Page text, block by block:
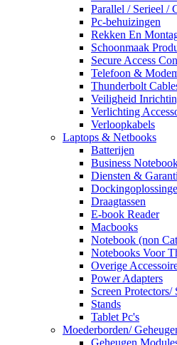
Parallel / Serieel /
Pc-behuizingen
Rekken En
Schoonmaak
Secure Access
Telefoon &
Thunderbolt
Veiligheid
Verlichting
Verloopkabels
Laptops & Netbooks
Batterijen
Business
Diensten &
Draagtassen
E-book Reader
Macbooks
Notebook (non
Notebooks Voor
Overige
Power Adapters
Screen Protectors/
Stands
Tablet Pc's
Moederborden/
Geheugen